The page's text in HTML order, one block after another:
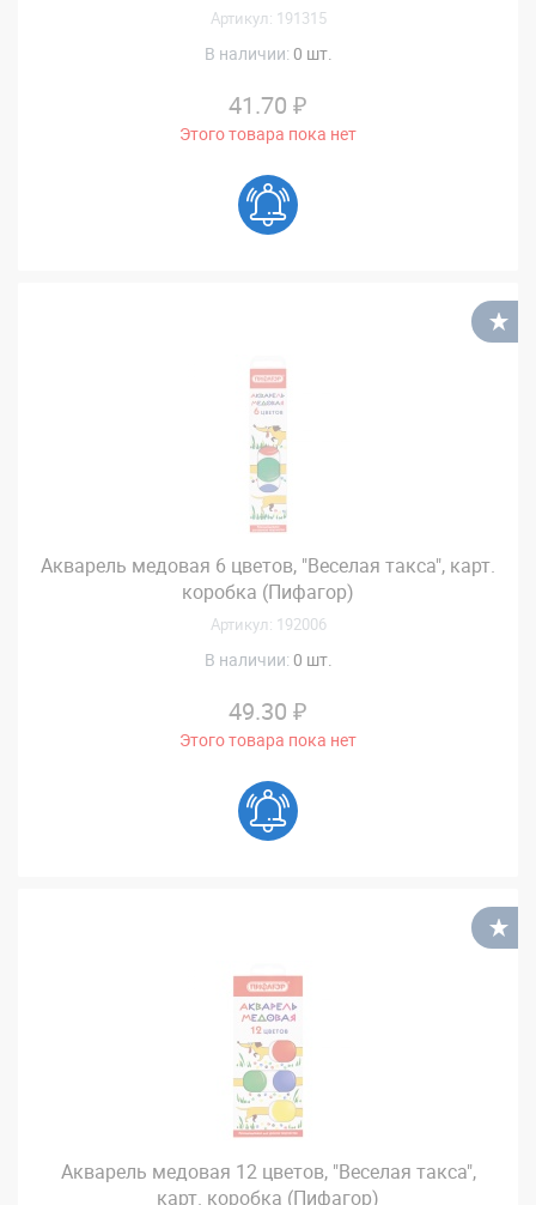
Артикул: 191315
В наличии: 0 шт.
41.70 ₽
Этого товара пока нет
Акварель медовая 6 цветов, "Веселая такса", карт.
коробка (Пифагор)
Артикул: 192006
В наличии: 0 шт.
49.30 ₽
Этого товара пока нет
Акварель медовая 12 цветов, "Веселая такса",
карт. коробка (Пифагор)